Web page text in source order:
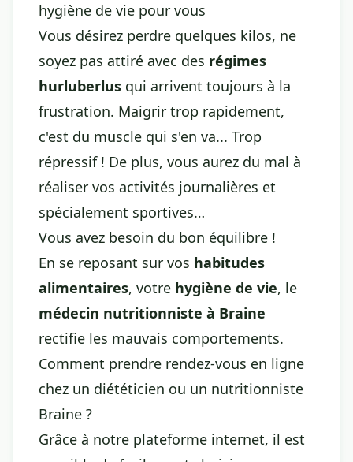
hygiène de vie pour vous
Vous désirez perdre quelques kilos, ne
soyez pas attiré avec des régimes
hurluberlus qui arrivent toujours à la
frustration. Maigrir trop rapidement,
c'est du muscle qui s'en va... Trop
répressif ! De plus, vous aurez du mal à
réaliser vos activités journalières et
spécialement sportives…
Vous avez besoin du bon équilibre !
En se reposant sur vos habitudes
alimentaires, votre hygiène de vie, le
médecin nutritionniste à Braine
rectifie les mauvais comportements.
Comment prendre rendez-vous en ligne
chez un diététicien ou un nutritionniste
Braine ?
Grâce à notre plateforme internet, il est